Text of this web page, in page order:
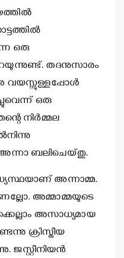
ഒരു
തദനുസാരം
വയസ്സുള്ളപ്പോള്‍
ഒരു
നിര്‍മ്മല
അന്നാ ബലിചെയ്തു.
അന്നാമ്മ.
അമ്മാമ്മയുടെ
അസാധ്യമായ
ക്രിസ്തീയ
ജസ്റ്റീനിയന്‍